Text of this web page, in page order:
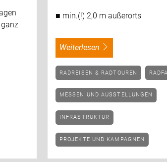
■ min.(!) 2,0 m außerorts
weiterlesen
RADREISEN & RADTOUREN
MESSEN UND AUSSTELLUNGEN
INFRASTRUKTUR
PROJEKTE UND KAMPAGNEN